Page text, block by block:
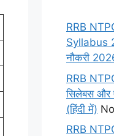
RRB
Syllabus
नौकरी
RRB
सिलेबस और
(हिंदी में)
RRB